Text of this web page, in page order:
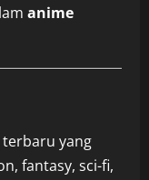
anime
yang
fantasy, sci-fi,